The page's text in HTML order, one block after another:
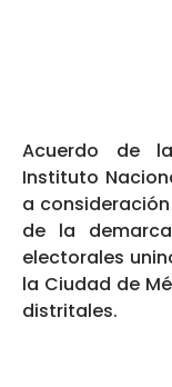
Acuerdo de
Instituto
a
de la
electorales
la Ciudad de
distritales.